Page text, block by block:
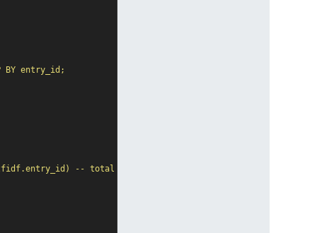
BY entry_id;
-- total term count in an entry